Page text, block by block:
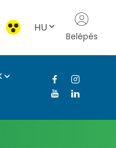
HU
Belépés